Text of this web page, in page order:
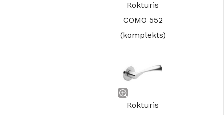
Rokturis
COMO 552
(komplekts)
Rokturis